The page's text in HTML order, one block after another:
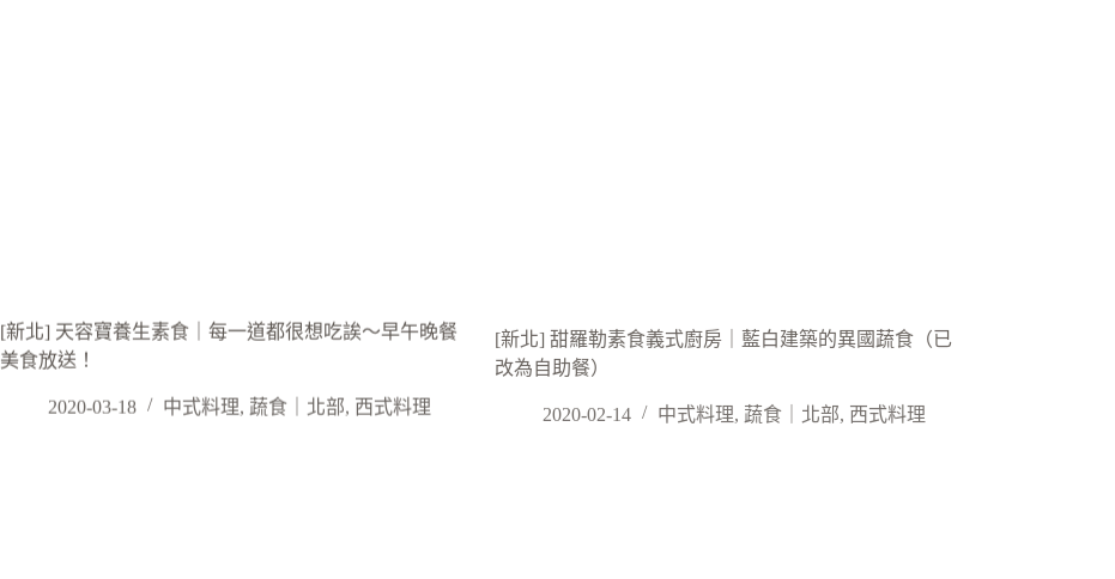
[新北] 天容寶養生素食｜每一道都很想吃誒～早午晚餐
美食放送！
2020-03-18 中式料理 蔬食｜北部 西式料理
[新北] 甜羅勒素食義式廚房｜藍白建築的異國蔬食（已
改為自助餐）
2020-02-14 中式料理 蔬食｜北部 西式料理